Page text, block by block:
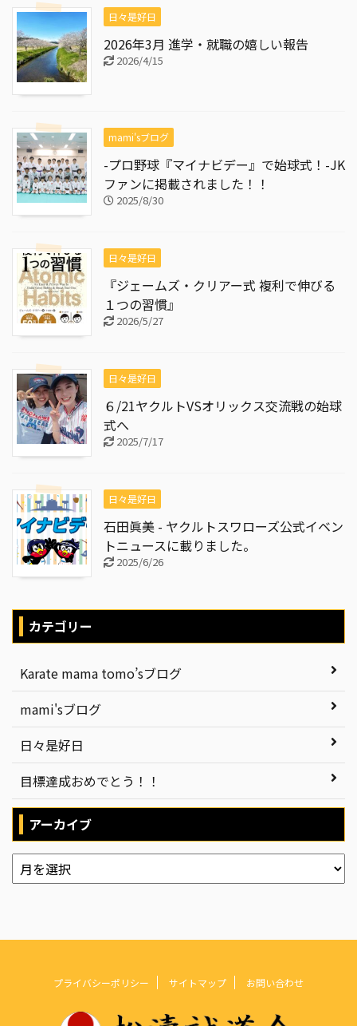
日々是好日
2026年3月 進学・就職の嬉しい報告
2026/4/15
mami'sブログ
-プロ野球『マイナビデー』で始球式！-JK
ファンに掲載されました！！
2025/8/30
日々是好日
『ジェームズ・クリアー式 複利で伸びる
１つの習慣』
2026/5/27
日々是好日
６/21ヤクルトVSオリックス交流戦の始球
式へ
2025/7/17
日々是好日
石田眞美 - ヤクルトスワローズ公式イベン
トニュースに載りました。
2025/6/26
カテゴリー
Karate mama tomo’sブログ
mami'sブログ
日々是好日
目標達成おめでとう！！
アーカイブ
プライバシーポリシー サイトマップ お問い合わせ